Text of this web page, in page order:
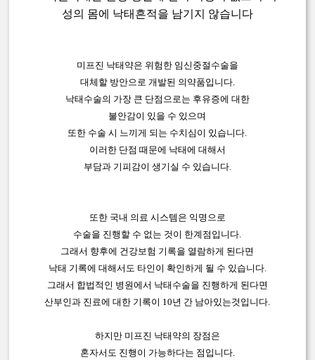
성의 몸에 낙태흔적을 남기지 않습니다
미프진 낙태약은 위험한 임신중절수술을
대체할 방안으로 개발된 의약품입니다.
낙태수술의 가장 큰 단점으로는 후유증에 대한
불안감이 있을 수 있으며
또한 수술 시 느끼게 되는 수치심이 있습니다.
이러한 단점 때문에 낙태에 대해서
부담과 기피감이 생기실 수 있습니다.
또한 국내 의료 시스템은 익명으로
수술을 진행할 수 없는 것이 한계점입니다.
그래서 향후에 건강보험 기록을 열람하게 된다면
낙태 기록에 대해서도 타인이 확인하게 될 수 있습니다.
그래서 합법적인 병원에서 낙태수술을 진행하게 된다면
산부인과 진료에 대한 기록이 10년 간 남아있는것입니다.
하지만 미프진 낙태약의 장점은
혼자서도 진행이 가능하다는 점입니다.